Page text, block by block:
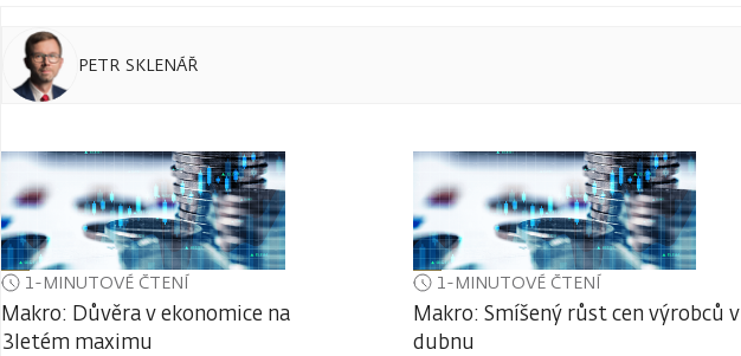
PETR SKLENÁŘ
1-MINUTOVÉ ČTENÍ
Makro: Důvěra v ekonomice na
3letém maximu
1-MINUTOVÉ ČTENÍ
Makro: Smíšený růst cen výrobců v
dubnu